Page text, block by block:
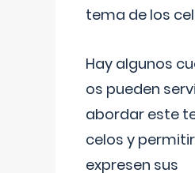
tema de los
Hay algunos
os pueden
abordar este
celos y
expresen sus